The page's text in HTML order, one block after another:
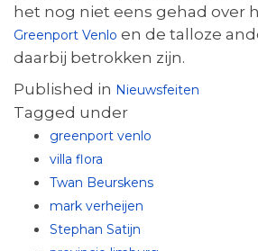
het nog niet eens gehad over
Greenport Venlo en de talloze
daarbij betrokken zijn.
Published in Nieuwsfeiten
Tagged under
greenport venlo
villa flora
Twan Beurskens
mark verheijen
Stephan Satijn